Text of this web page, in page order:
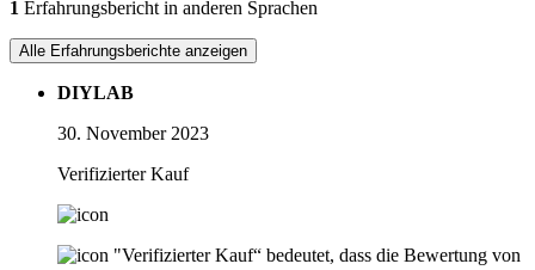
1 Erfahrungsbericht in anderen Sprachen
Alle Erfahrungsberichte anzeigen
DIYLAB
30. November 2023
Verifizierter Kauf
"Verifizierter Kauf“ bedeutet, dass die Bewertung von